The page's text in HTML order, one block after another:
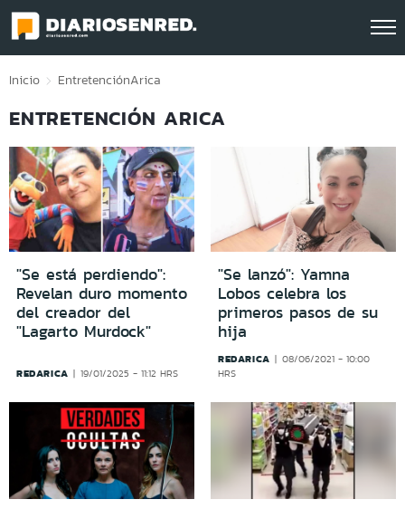
Click acá para ir directamente al contenido
Inicio EntretenciónArica
ENTRETENCIÓN ARICA
"Se está perdiendo":
Revelan duro momento
del creador del
"Lagarto Murdock"
REDARICA 19/01/2025 - 11:12 HRS
"Se lanzó": Yamna
Lobos celebra los
primeros pasos de su
hija
REDARICA
08/06/2021 - 10:00
HRS